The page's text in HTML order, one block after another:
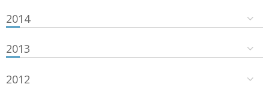
2014
2013
2012